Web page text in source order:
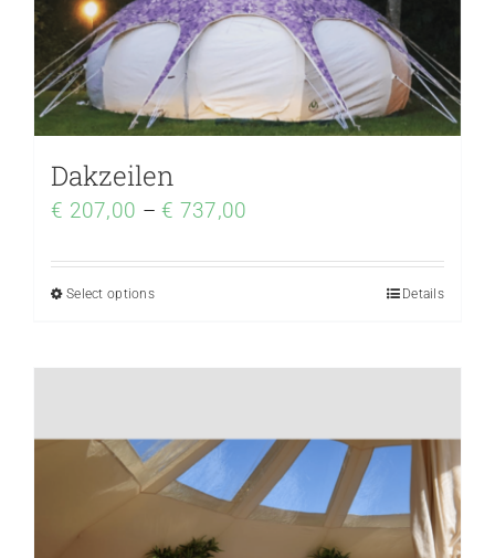
Dakzeilen
€ 207,00 –€ 737,00
Select options Details